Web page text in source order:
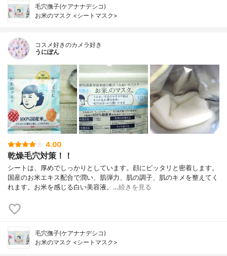
毛穴撫子(ケアナナデシコ)
お米のマスク <シートマスク>
コスメ好きのカメラ好き
うにぽん
4.00
乾燥毛穴対策！！
シートは、厚めでしっかりとしています。顔にピッタリと密着します。
国産のお米エキス配合で潤い、肌弾力、肌の調子、肌のキメを整えてく
れます。お米を感じる白い美容液。…続きを見る
毛穴撫子(ケアナナデシコ)
お米のマスク <シートマスク>